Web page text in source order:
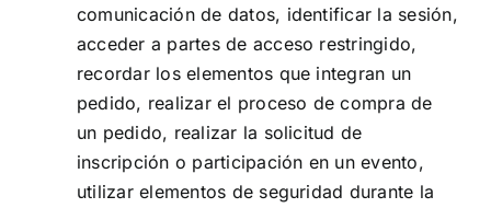
comunicación de datos, identificar la sesión,
acceder a partes de acceso restringido,
recordar los elementos que integran un
pedido, realizar el proceso de compra de
un pedido, realizar la solicitud de
inscripción o participación en un evento,
utilizar elementos de seguridad durante la